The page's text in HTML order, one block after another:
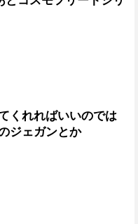
くれればいいのでは
ジェガンとか